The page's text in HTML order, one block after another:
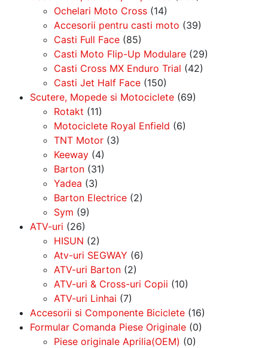
Ochelari Moto Cross (14)
Accesorii pentru casti moto (39)
Casti Full Face (85)
Casti Moto Flip-Up Modulare (29)
Casti Cross MX Enduro Trial (42)
Casti Jet Half Face (150)
Scutere, Mopede si Motociclete (69)
Rotakt (11)
Motociclete Royal Enfield (6)
TNT Motor (3)
Keeway (4)
Barton (31)
Yadea (3)
Barton Electrice (2)
Sym (9)
ATV-uri (26)
HISUN (2)
Atv-uri SEGWAY (6)
ATV-uri Barton (2)
ATV-uri & Cross-uri Copii (10)
ATV-uri Linhai (7)
Accesorii si Componente Biciclete (16)
Formular Comanda Piese Originale (0)
Piese originale Aprilia(OEM) (0)